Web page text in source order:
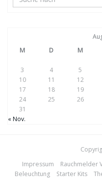
M
D M
3
4 5
10
11 12
17
18 19
24
25 26
31
« Nov.
Impressum
Rauchmelder
Beleuchtung
Starter Kits